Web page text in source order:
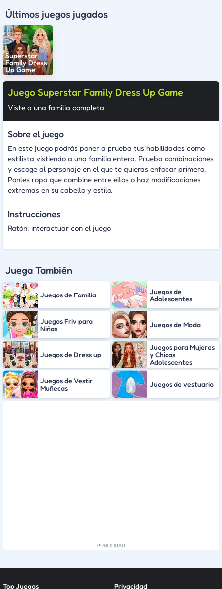
Últimos juegos jugados
Superstar
Family Dress
Up Game
Juego Superstar Family Dress Up Game
Viste a una familia completa
Sobre el juego
En este juego podrás poner a prueba tus habilidades como
estilista vistiendo a una familia entera. Prueba combinaciones
y escoge al personaje en el que te quieras enfocar primero.
Ponles ropa que combine entre ellos o haz modificaciones
extremas en su cabello y estilo.
Instrucciones
Ratón: interactuar con el juego
Juega También
Juegos de Familia
Juegos de
Adolescentes
Juegos Friv para
Niñas
Juegos de Moda
Juegos de Dress up
Juegos para Mujeres
y Chicas
Adolescentes
Juegos de Vestir
Muñecas
Juegos de vestuario
Top Juegos Privacidad